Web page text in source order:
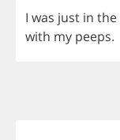
I was just in the
with my peeps.